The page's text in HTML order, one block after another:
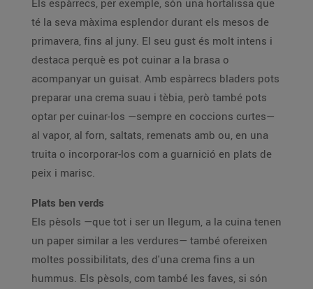
Els espàrrecs, per exemple, són una hortalissa que
té la seva màxima esplendor durant els mesos de
primavera, fins al juny. El seu gust és molt intens i
destaca perquè es pot cuinar a la brasa o
acompanyar un guisat. Amb espàrrecs bladers pots
preparar una crema suau i tèbia, però també pots
optar per cuinar-los —sempre en coccions curtes—
al vapor, al forn, saltats, remenats amb ou, en una
truita o incorporar-los com a guarnició en plats de
peix i marisc.
Plats ben verds
Els pèsols —que tot i ser un llegum, a la cuina tenen
un paper similar a les verdures— també ofereixen
moltes possibilitats, des d'una crema fins a un
hummus. Els pèsols, com també les faves, si són